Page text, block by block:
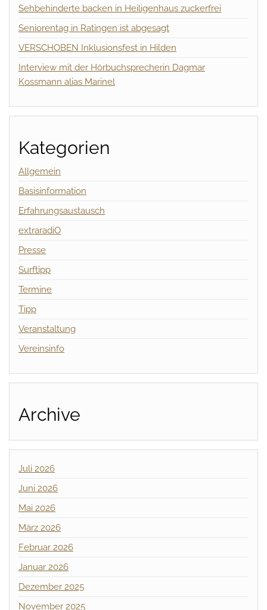
Sehbehinderte backen in Heiligenhaus zuckerfrei
Seniorentag in Ratingen ist abgesagt
VERSCHOBEN Inklusionsfest in Hilden
Interview mit der Hörbuchsprecherin Dagmar
Kossmann alias Marinel
Kategorien
Allgemein
Basisinformation
Erfahrungsaustausch
extraradiO
Presse
Surftipp
Termine
Tipp
Veranstaltung
Vereinsinfo
Archive
Juli 2026
Juni 2026
Mai 2026
März 2026
Februar 2026
Januar 2026
Dezember 2025
November 2025